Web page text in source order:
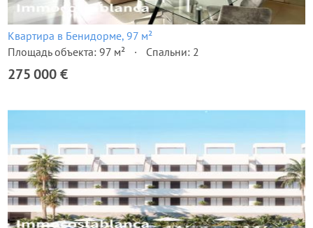
Квартира в Бенидорме, 97 м²
Площадь объекта: 97 м²
Спальни: 2
275 000 €